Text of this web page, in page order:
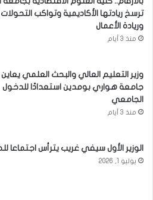
ترسخ ريادتها الأكاديمية وتواكب
وريادة الأعمال
منذ 3 أيام
وزير التعليم العالي والبحث العلمي
جامعة هواري بومدين استعدادًا للدخول
الجامعي
منذ 3 أيام
الوزير الأول سيفي غريب يترأس اجتماعا
يوليو 1, 2026